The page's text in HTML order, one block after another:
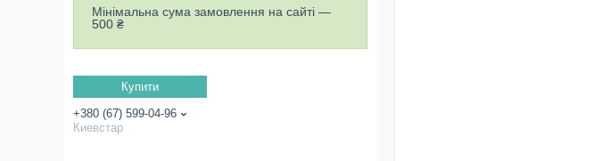
Мінімальна сума замовлення на сайті —
500 ₴
Купити
+380 (67) 599-04-96
Киевстар